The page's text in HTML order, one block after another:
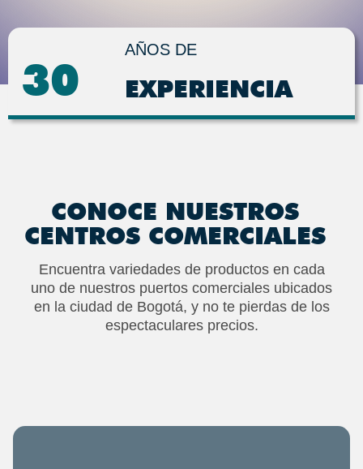
30
AÑOS DE
EXPERIENCIA
CONOCE NUESTROS
CENTROS COMERCIALES
Encuentra variedades de productos en cada
uno de nuestros puertos comerciales ubicados
en la ciudad de Bogotá, y no te pierdas de los
espectaculares precios.